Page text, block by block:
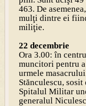
463. De
mulţi dintre ei
miliţie.
22 decembrie
Ora 3.00: în
muncitori pentru
urmele
Stănculescu, sosit
Spitalul Militar
generalul